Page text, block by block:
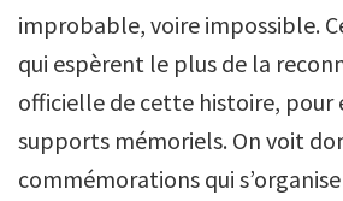
improbable, voire impossible.
qui espèrent le plus de la
officielle de cette histoire, pour
supports mémoriels. On voit
commémorations qui